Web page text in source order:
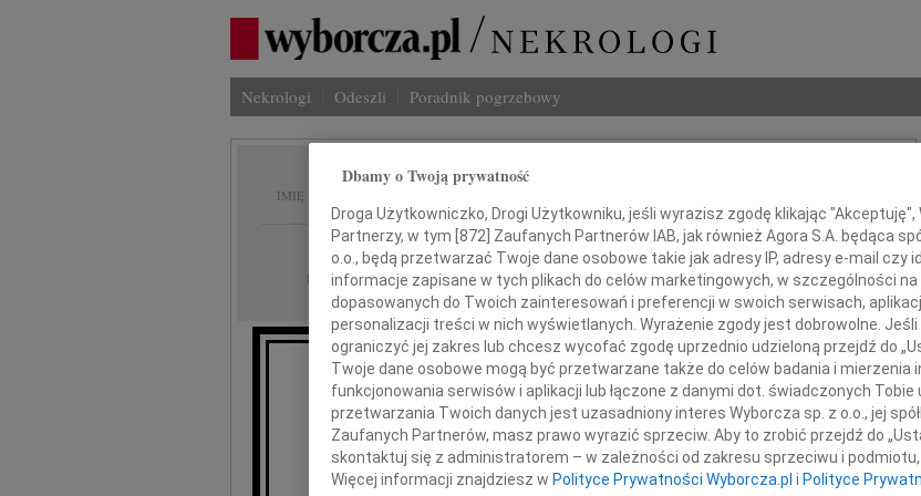
Nekrologi Odeszli Poradnik pogrzebowy
IMIĘ I NAZWISKO: Aleksander Koj
REGION: cała Polska
DATA EMISJI: 04.01.2017
Z głębokim smutkiem przyjęliśmy
wiadomość o śmierci
Dbamy o Twoją prywatność
Droga Użytkowniczko, Drogi Użytkowniku, jeśli wyrazisz zgodę klikając
Partnerzy, w tym [ 872 ] Zaufanych Partnerów IAB, jak również Agora S.A. będąca
o.o., będą przetwarzać Twoje dane osobowe takie jak adresy IP, adresy e-mail czy
informacje zapisane w tych plikach do celów marketingowych, w szczególności
dopasowanych do Twoich zainteresowań i preferencji w swoich serwisach,
personalizacji treści w nich wyświetlanych. Wyrażenie zgody jest dobrowolne.
ograniczyć jej zakres lub chcesz wycofać zgodę uprzednio udzieloną przejdź do
Twoje dane osobowe mogą być przetwarzane także do celów badania i
funkcjonowania serwisów i aplikacji lub łączone z danymi dot. świadczonych Tobie
przetwarzania Twoich danych jest uzasadniony interes Wyborcza sp. z o.o., jej
Zaufanych Partnerów, masz prawo wyrazić sprzeciw. Aby to zrobić przejdź do
skontaktuj się z administratorem – w zależności od zakresu sprzeciwu i
Więcej informacji znajdziesz w Polityce Prywatności Wyborcza.pl i Polityce